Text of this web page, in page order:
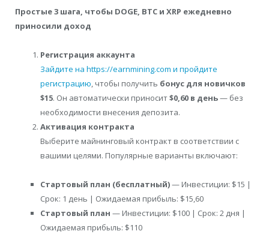
Простые 3 шага, чтобы DOGE, BTC и XRP ежедневно
приносили доход
Регистрация аккаунта
Зайдите на https://earnmining.com и пройдите
регистрацию, чтобы получить бонус для новичков
$15. Он автоматически приносит$0,60 в день— без
необходимости внесения депозита.
Активация контракта
Выберите майнинговый контракт в соответствии с
вашими целями. Популярные варианты включают:
Стартовый план (бесплатный)— Инвестиции: $15 |
Срок: 1 день | Ожидаемая прибыль: $15,60
Стартовый план — Инвестиции: $100 | Срок: 2 дня |
Ожидаемая прибыль: $110